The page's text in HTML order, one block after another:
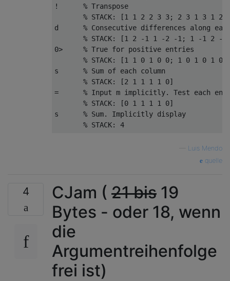
!      % Transpose
% STACK: [1 1 2 2 3 3; 2 3 1 3 1 2;
d      % Consecutive differences along
% STACK: [1 2 -1 1 -2 -1; 1 -1 2 -2
0>     % True for positive entries
       % STACK: [1 1 0 1 0 0; 1 0 1 0 1 0]
s      % Sum of each column
       % STACK: [2 1 1 1 1 0]
=      % Input m implicitly. Test each
       % STACK: [0 1 1 1 1 0]
s      % Sum. Implicitly display
Luis Mendo
quelle
4 CJam ( 21 bis 19
Bytes - oder 18, wenn
die
Argumentreihenfolge
frei ist)